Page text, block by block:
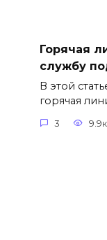
Горячая
службу
В этой
горячая
3 9.9к.